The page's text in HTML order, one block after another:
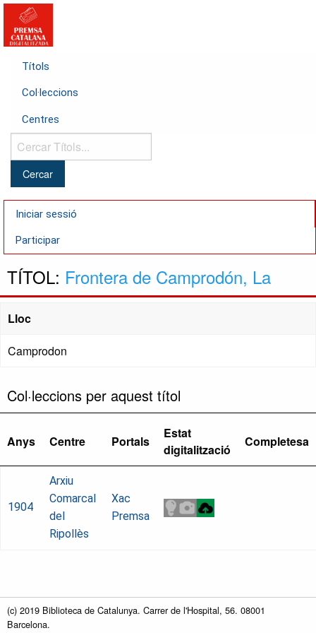
Títols
Col·leccions
Centres
Cercar
Títols...
Iniciar sessió
Participar
TÍTOL: Frontera de Camprodón, La
Lloc
Camprodon
Col·leccions per aquest títol
Anys Centre Portals
Estat
digitalització
Completesa
1904
Arxiu
Comarcal
del
Ripollès
Xac
Premsa
(c) 2019 Biblioteca de Catalunya. Carrer de l'Hospital, 56. 08001
Barcelona.